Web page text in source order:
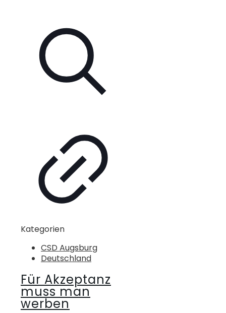
Kategorien
CSD Augsburg
Deutschland
Für Akzeptanz
muss man
werben